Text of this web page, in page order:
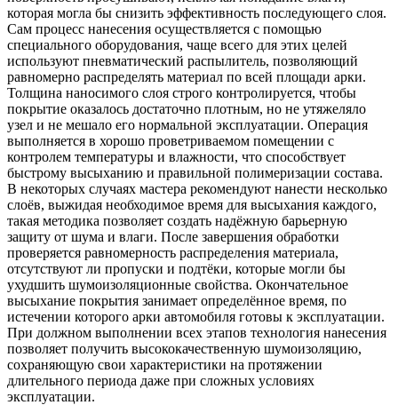
которая могла бы снизить эффективность последующего слоя.
Сам процесс нанесения осуществляется с помощью
специального оборудования, чаще всего для этих целей
используют пневматический распылитель, позволяющий
равномерно распределять материал по всей площади арки.
Толщина наносимого слоя строго контролируется, чтобы
покрытие оказалось достаточно плотным, но не утяжеляло
узел и не мешало его нормальной эксплуатации. Операция
выполняется в хорошо проветриваемом помещении с
контролем температуры и влажности, что способствует
быстрому высыханию и правильной полимеризации состава.
В некоторых случаях мастера рекомендуют нанести несколько
слоёв, выжидая необходимое время для высыхания каждого,
такая методика позволяет создать надёжную барьерную
защиту от шума и влаги. После завершения обработки
проверяется равномерность распределения материала,
отсутствуют ли пропуски и подтёки, которые могли бы
ухудшить шумоизоляционные свойства. Окончательное
высыхание покрытия занимает определённое время, по
истечении которого арки автомобиля готовы к эксплуатации.
При должном выполнении всех этапов технология нанесения
позволяет получить высококачественную шумоизоляцию,
сохраняющую свои характеристики на протяжении
длительного периода даже при сложных условиях
эксплуатации.